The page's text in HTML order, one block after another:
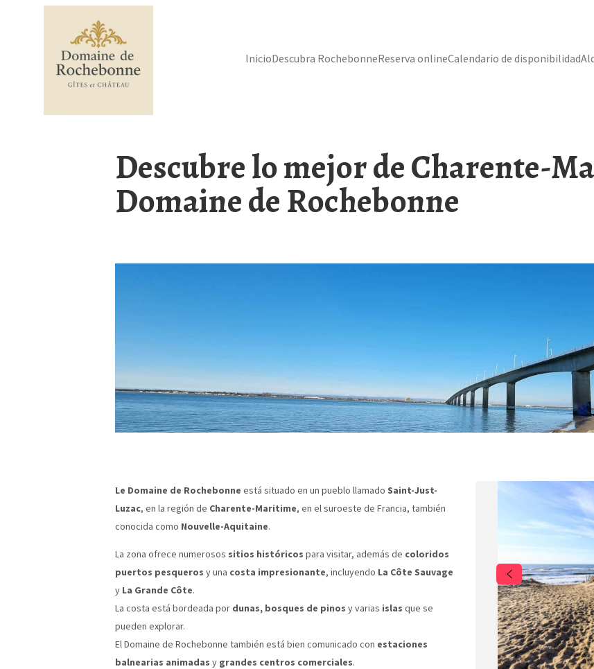
InicioDescubra RochebonneReserva onlineCalendario de disponibilidad
Descubre lo mejor de Charente-
Domaine de Rochebonne
Le Domaine de Rochebonne está situado en un pueblo llamado Saint-Just-
Luzac, en la región de Charente-Maritime, en el suroeste de Francia, también
conocida como Nouvelle-Aquitaine.
La zona ofrece numerosos sitios históricos para visitar, además de coloridos
puertos pesqueros y una costa impresionante, incluyendo La Côte Sauvage
y La Grande Côte.
La costa está bordeada por dunas, bosques de pinos y varias islas que se
pueden explorar.
El Domaine de Rochebonne también está bien comunicado con estaciones
balnearias animadas y grandes centros comerciales.